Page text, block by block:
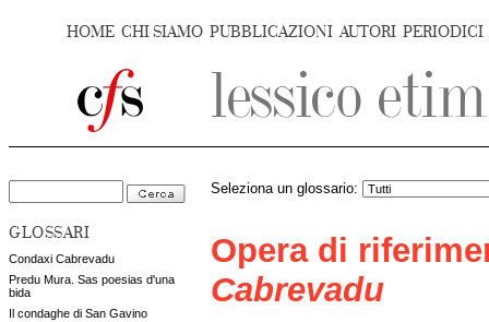
HOME CHI SIAMO PUBBLICAZIONI AUTORI PERIODICI
GLOSSARI
Condaxi Cabrevadu
Predu Mura. Sas poesias d'una
bida
Il condaghe di San Gavino
Seleziona un glossario:
Opera di
Cabrevadu